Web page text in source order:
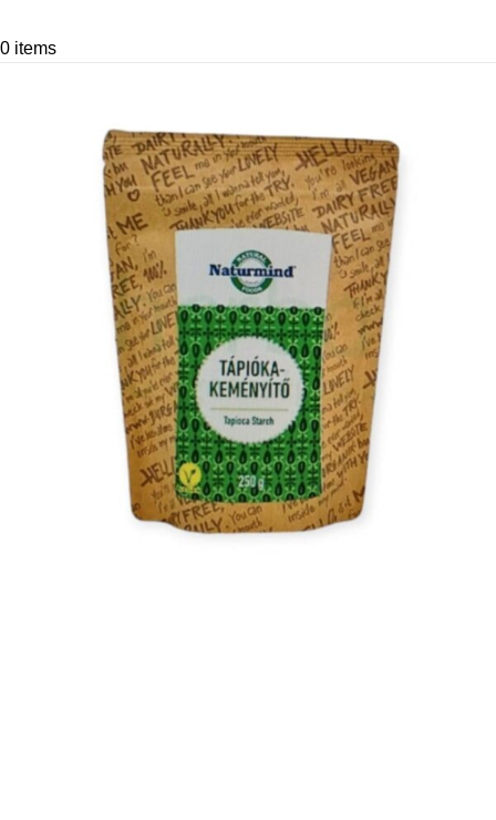
0 items